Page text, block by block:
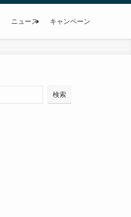
ニュース キャンペーン
検索